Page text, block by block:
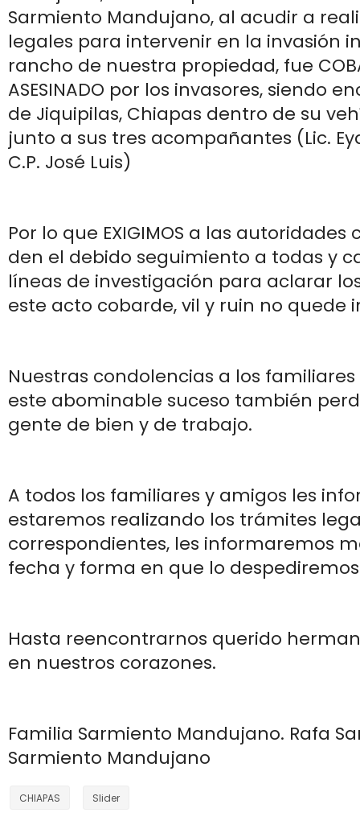
Sarmiento Mandujano, al acudir a
legales para intervenir en la invasión
rancho de nuestra propiedad, fue
ASESINADO por los invasores, siendo
de Jiquipilas, Chiapas dentro de su
junto a sus tres acompañantes (Lic.
C.P. José Luis)
Por lo que EXIGIMOS a las
den el debido seguimiento a todas y
líneas de investigación para aclarar
este acto cobarde, vil y ruin no quede
Nuestras condolencias a los
este abominable suceso también
gente de bien y de trabajo.
A todos los familiares y amigos les
estaremos realizando los trámites
correspondientes, les informaremos
fecha y forma en que lo
Hasta reencontrarnos querido
en nuestros corazones.
Familia Sarmiento Mandujano. Rafa
Sarmiento Mandujano
CHIAPAS Slider